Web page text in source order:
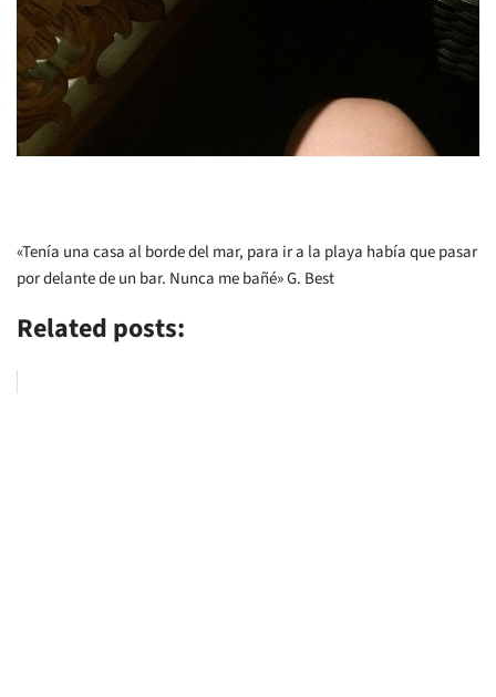
«Tenía una casa al borde del mar, para ir a la playa había que pasar
por delante de un bar. Nunca me bañé» G. Best
Related posts: